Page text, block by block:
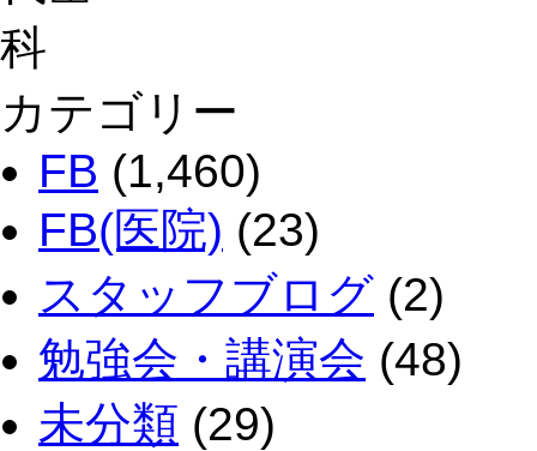
カテゴリー
FB (1,460)
FB(医院) (23)
スタッフブログ (2)
勉強会・講演会 (48)
未分類 (29)